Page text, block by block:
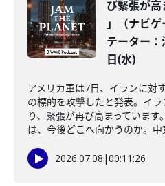
び緊張が
」（ナビ
テーター
日(水)
アメリカ軍は7日、イランに対
の標的を攻撃したと発表。イ
り、緊張が再び高まっていま
は、今後どこへ向かうのか。中
2026.07.08 |00:11:26